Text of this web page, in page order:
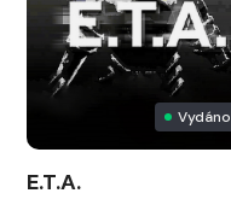
Vydáno
E.T.A.